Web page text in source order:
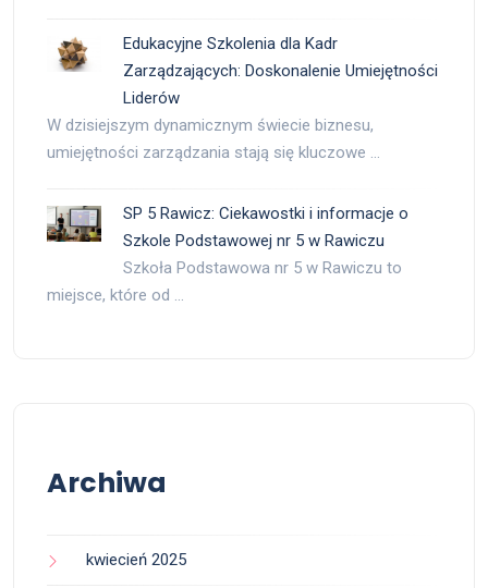
Edukacyjne Szkolenia dla Kadr
Zarządzających: Doskonalenie Umiejętności
Liderów
W dzisiejszym dynamicznym świecie biznesu,
umiejętności zarządzania stają się kluczowe …
SP 5 Rawicz: Ciekawostki i informacje o
Szkole Podstawowej nr 5 w Rawiczu
Szkoła Podstawowa nr 5 w Rawiczu to
miejsce, które od …
Archiwa
kwiecień 2025